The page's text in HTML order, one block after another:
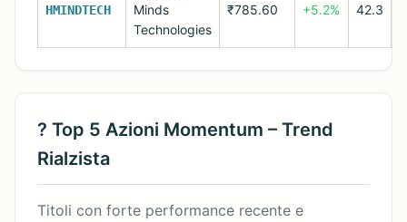
HMINDTECH
Minds
Technologies
₹785.60 +5.2% 42.3
? Top 5 Azioni Momentum – Trend
Rialzista
Titoli con forte performance recente e